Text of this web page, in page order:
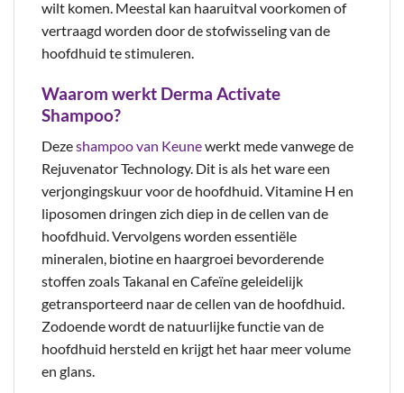
wilt komen. Meestal kan haaruitval voorkomen of
vertraagd worden door de stofwisseling van de
hoofdhuid te stimuleren.
Waarom werkt Derma Activate
Shampoo?
Dezeshampoo van Keunewerkt mede vanwege de
Rejuvenator Technology. Dit is als het ware een
verjongingskuur voor de hoofdhuid. Vitamine H en
liposomen dringen zich diep in de cellen van de
hoofdhuid. Vervolgens worden essentiële
mineralen, biotine en haargroei bevorderende
stoffen zoals Takanal en Cafeïne geleidelijk
getransporteerd naar de cellen van de hoofdhuid.
Zodoende wordt de natuurlijke functie van de
hoofdhuid hersteld en krijgt het haar meer volume
en glans.